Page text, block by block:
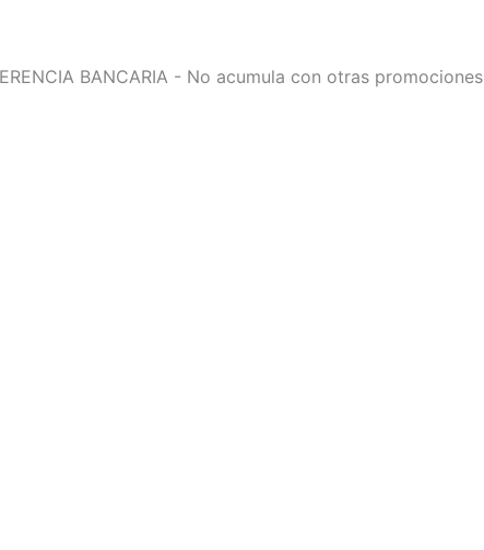
BANCARIA - No acumula con otras promociones